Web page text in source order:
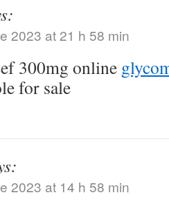
2023 at 21 h 58 min
300mg online
for sale
2023 at 14 h 58 min